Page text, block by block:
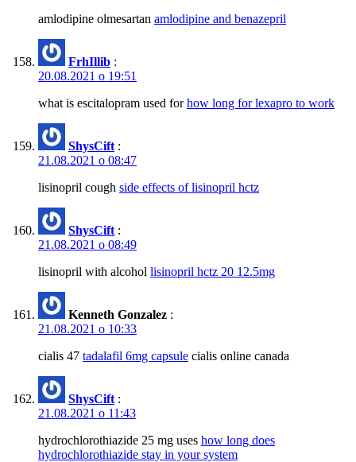
amlodipine olmesartan amlodipine and benazepril
FrhIllib :
20.08.2021 о 19:51
what is escitalopram used forhow long for lexapro to work
ShysCift :
21.08.2021 о 08:47
lisinopril cough side effects of lisinopril hctz
ShysCift :
21.08.2021 о 08:49
lisinopril with alcohol lisinopril hctz 20 12.5mg
Kenneth Gonzalez :
21.08.2021 о 10:33
cialis 47 tadalafil 6mg capsule cialis online canada
ShysCift :
21.08.2021 о 11:43
hydrochlorothiazide 25 mg uses how long does
hydrochlorothiazide stay in your system